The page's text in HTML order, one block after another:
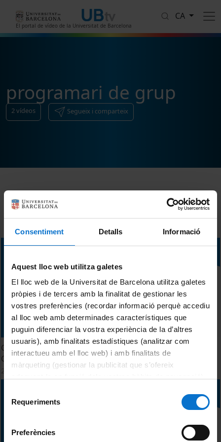
Consentiment Detalls Informació
Aquest lloc web utilitza galetes
El lloc web de la Universitat de Barcelona utilitza galetes
pròpies i de tercers amb la finalitat de gestionar les
vostres preferències (recordar informació perquè accediu
al lloc web amb determinades característiques que
puguin diferenciar la vostra experiència de la d’altres
usuaris), amb finalitats estadístiques (analitzar com
interactueu amb el lloc web) i amb finalitats de
màrqueting (gestionar la publicitat que s’ofereix
consultar laPolítica de galetes del lloc web de la
Requeriments
Preferències
El portal de vídeo de la Universitat de Barcelona
CA
programari de grup
2vídeos Segueix i comparteix
Ordenar
Com crear una nova reunió al GOC (Gestió d'Òrgans
Col·legiats)
29 juny, 2023